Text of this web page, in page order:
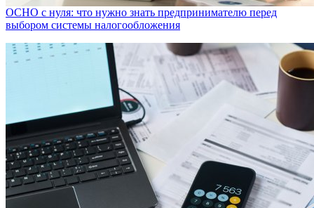
ОСНО с нуля: что нужно знать предпринимателю перед
выбором системы налогообложения